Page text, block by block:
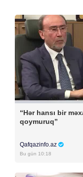
“Hər hansı bir
qoymuruq”
Qafqazinfo.az
Bu gün 10:18